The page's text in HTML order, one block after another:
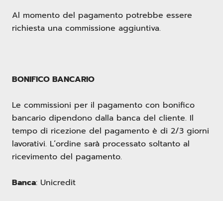
Al momento del pagamento potrebbe essere
richiesta una commissione aggiuntiva.
BONIFICO BANCARIO
Le commissioni per il pagamento con bonifico
bancario dipendono dalla banca del cliente. Il
tempo di ricezione del pagamento è di 2/3 giorni
lavorativi. L’ordine sarà processato soltanto al
ricevimento del pagamento.
Banca: Unicredit